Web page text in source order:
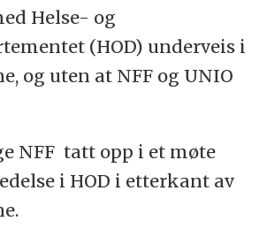
Helse- og
(HOD) underveis i
og uten at NFF og UNIO
NFF tatt opp i et møte
i HOD i etterkant av